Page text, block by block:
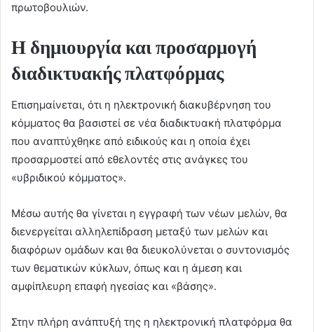
πρωτοβουλιών.
Η δημιουργία και προσαρμογή
διαδικτυακής πλατφόρμας
Επισημαίνεται, ότι η ηλεκτρονική διακυβέρνηση του
κόμματος θα βασιστεί σε νέα διαδικτυακή πλατφόρμα
που αναπτύχθηκε από ειδικούς και η οποία έχει
προσαρμοστεί από εθελοντές στις ανάγκες του
«υβριδικού κόμματος».
Μέσω αυτής θα γίνεται η εγγραφή των νέων μελών, θα
διενεργείται αλληλεπίδραση μεταξύ των μελών και
διαφόρων ομάδων και θα διευκολύνεται ο συντονισμός
των θεματικών κύκλων, όπως και η άμεση και
αμφίπλευρη επαφή ηγεσίας και «βάσης».
Στην πλήρη ανάπτυξή της η ηλεκτρονική πλατφόρμα θα